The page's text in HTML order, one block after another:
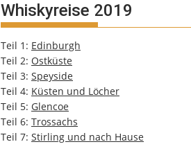
Whiskyreise 2019
Teil 1: Edinburgh
Teil 2: Ostküste
Teil 3: Speyside
Teil 4: Küsten und Löcher
Teil 5: Glencoe
Teil 6: Trossachs
Teil 7: Stirling und nach Hause